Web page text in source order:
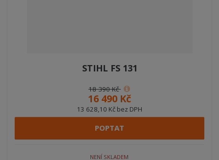
STIHL FS 131
18 390 Kč
16 490 Kč
13 628,10 Kč bez DPH
POPTAT
NENÍ SKLADEM